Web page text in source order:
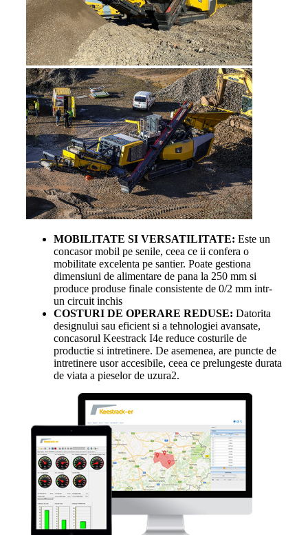
MOBILITATE SI VERSATILITATE: Este un
concasor mobil pe senile, ceea ce ii confera o
mobilitate excelenta pe santier. Poate gestiona
dimensiuni de alimentare de pana la 250 mm si
produce produse finale consistente de 0/2 mm intr-
un circuit inchis
COSTURI DE OPERARE REDUSE: Datorita
designului sau eficient si a tehnologiei avansate,
concasorul Keestrack I4e reduce costurile de
productie si intretinere. De asemenea, are puncte de
intretinere usor accesibile, ceea ce prelungeste durata
de viata a pieselor de uzura2.